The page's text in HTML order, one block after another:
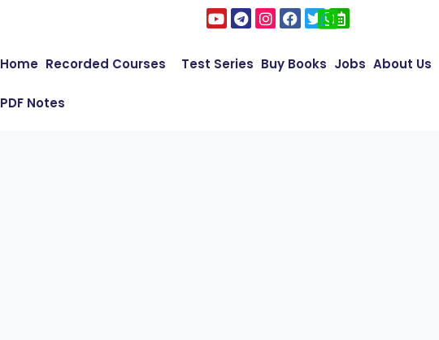
Home Recorded Courses Test Series Buy Books Jobs About Us
PDF Notes